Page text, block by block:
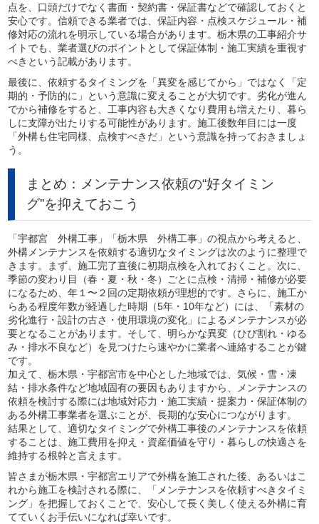
点を、口頭だけでなく書面・契約書・保証書などで確認しておくと
安心です。信頼できる業者では、保証内容・点検スケジュール・補
修対応の流れを明示している場合があります。栃木県の工事紹介サ
イトでも、業者選びのポイントとして保証体制・施工実績を重視す
べきという記載があります。
最後に、依頼するタイミングを「異変を感じてから」ではなく「定
期的・予防的に」という意識に変えることが大切です。劣化が進ん
でから補修をすると、工事内容も大きくなり費用も増えたり、暮ら
しに支障が出たりする可能性があります。施工後数年目には一度
「外構も住宅同様、点検すべきだ」という意識を持っておきましょ
う。
まとめ：メンテナンス依頼の“好タイミン
グ”を抑えておこう
「宇都宮 外構工事」「栃木県 外構工事」の視点から考えると、
外構メンテナンスを依頼する適切なタイミングは次のように整理で
きます。まず、施工完了直後に初期点検を入れておくこと。次に、
季節の変わり目（春・夏・秋・冬）ごとに点検・清掃・補修が必要
になるため、年１〜２回の定期依頼が理想的です。さらに、施工か
らある程度年数が経過した時期（5年・10年など）には、「素材の
劣化進行・設計の古さ・使用環境の変化」によるメンテナンスが必
要となることがあります。そして、明らかな異変（ひび割れ・ゆる
み・排水不良など）を見つけたら速やかに業者へ連絡することが鍵
です。
加えて、栃木県・宇都宮市を中心とした地域では、気候・雪・凍
結・排水条件など地域固有の要因もありますから、メンテナンスの
依頼を検討する際には地域対応力・施工実績・提案力・保証体制の
ある外構工事業者を選ぶことが、長期的な安心につながります。
結果として、適切なタイミングで外構工事後のメンテナンスを依頼
することは、施工費用を抑え・資産価値を守り・暮らしの快適さを
維持する根幹と言えます。
皆さまが栃木県・宇都宮エリアで外構を施工された後、あるいはこ
れから施工を検討される際に、「メンテナンスを依頼すべきタイミ
ング」を把握しておくことで、安心して長く美しく使える外構に育
てていくお手伝いになれば幸いです。